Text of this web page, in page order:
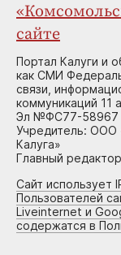
сайте
Портал Калуги и
как СМИ
связи,
коммуникаций 11
Эл №ФС77-58967
Учредитель: ООО
Калуга»
Главный
Сайт использует
Пользователей
Liveinternet и
содержатся в